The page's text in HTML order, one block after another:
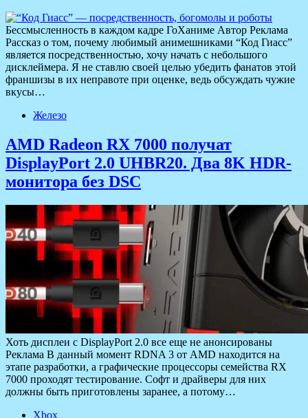
Бессмысленность в каждом кадре ГоХаниме Автор Реклама
Рассказ о том, почему любимый анимешниками “Код Гиасс”
является посредственностью, хочу начать с небольшого
дисклеймера. Я не ставлю своей целью убедить фанатов этой
франшизы в их неправоте при оценке, ведь обсуждать чужие
вкусы…
Железо
AMD Radeon RX 7000 получат
DisplayPort 2.0 UHBR20. Два 8K HDR-
монитора без DSC
Хоть дисплеи с DisplayPort 2.0 все еще не анонсированы
Реклама В данный момент RDNA 3 от AMD находится на
этапе разработки, а графические процессоры семейства RX
7000 проходят тестирование. Софт и драйверы для них
должны быть приготовлены заранее, а потому…
Xbox